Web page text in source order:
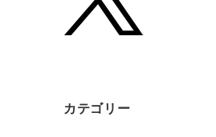
カテゴリー